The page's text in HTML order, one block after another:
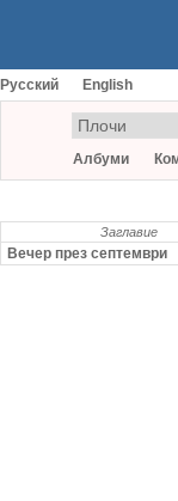
Русский English
Албуми
Заглавие
Вечер през септември